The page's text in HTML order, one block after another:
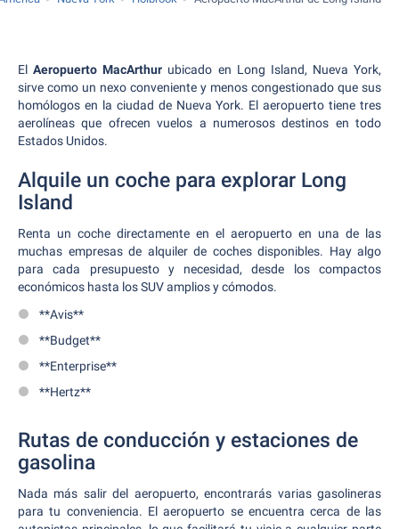
ElAeropuerto MacArthur ubicado en Long Island, Nueva York,
sirve como un nexo conveniente y menos congestionado que sus
homólogos en la ciudad de Nueva York. El aeropuerto tiene tres
aerolíneas que ofrecen vuelos a numerosos destinos en todo
Estados Unidos.
Alquile un coche para explorar Long
Island
Renta un coche directamente en el aeropuerto en una de las
muchas empresas de alquiler de coches disponibles. Hay algo
para cada presupuesto y necesidad, desde los compactos
económicos hasta los SUV amplios y cómodos.
**Avis**
**Budget**
**Enterprise**
**Hertz**
Rutas de conducción y estaciones de
gasolina
Nada más salir del aeropuerto, encontrarás varias gasolineras
para tu conveniencia. El aeropuerto se encuentra cerca de las